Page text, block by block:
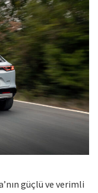
güçlü ve verimli